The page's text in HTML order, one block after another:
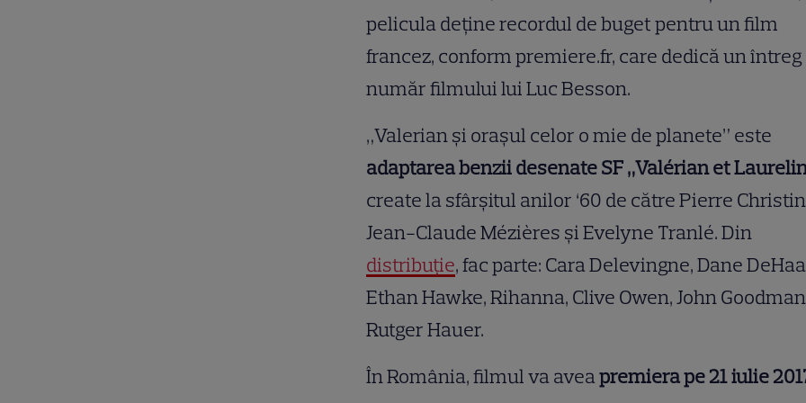
pelicula deține recordul de buget pentru un film
francez, conform premiere.fr, care dedică un întreg
număr filmului lui Luc Besson.
„Valerian și orașul celor o mie de planete” este
adaptarea benzii desenate SF „Valérian et
create la sfârșitul anilor ‘60 de către Pierre
Jean-Claude Mézières și Evelyne Tranlé. Din
distribuție, fac parte: Cara Delevingne, Dane
Ethan Hawke, Rihanna, Clive Owen, John
Rutger Hauer.
În România, filmul va aveapremiera pe 21 iulie